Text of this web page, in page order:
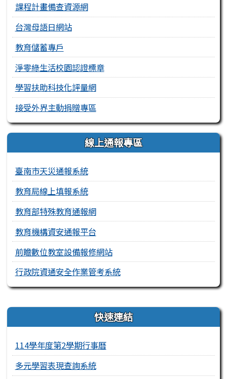
課程計畫備查資源網
台灣母語日網站
教育儲蓄專戶
淨零綠生活校園認證標章
學習扶助科技化評量網
接受外界主動捐贈專區
線上通報專區
臺南市天災通報系統
教育局線上填報系統
教育部特殊教育通報網
教育機構資安通報平台
前瞻數位教室設備報修網站
行政院資通安全作業管考系統
右邊區域內容 快速連結
114學年度第2學期行事曆
多元學習表現查詢系統